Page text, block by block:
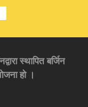
स्थापित बर्जिन
हो ।